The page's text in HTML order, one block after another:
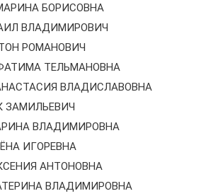
БОРИСОВНА
ВЛАДИМИРОВИЧ
РОМАНОВИЧ
ТЕЛЬМАНОВНА
ВЛАДИСЛАВОВНА
ЗАМИЛЬЕВИЧ
ВЛАДИМИРОВНА
ИГОРЕВНА
АНТОНОВНА
ВЛАДИМИРОВНА